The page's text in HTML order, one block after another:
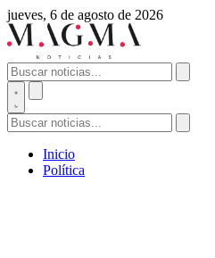
jueves, 6 de agosto de 2026
Inicio
Política